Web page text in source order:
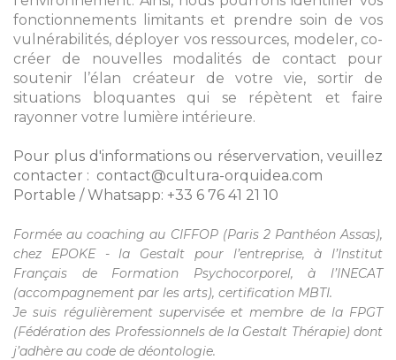
fonctionnements limitants et prendre soin de vos
vulnérabilités, déployer vos ressources, modeler, co-
créer de nouvelles modalités de contact pour
soutenir l’élan créateur de votre vie, sortir de
situations bloquantes qui se répètent et faire
rayonner votre lumière intérieure.
Pour plus d'informations ou réservervation, veuillez
contacter : contact@cultura-orquidea.com
Portable / Whatsapp: +33 6 76 41 21 10
Formée au coaching au CIFFOP (Paris 2 Panthéon Assas),
chez EPOKE - la Gestalt pour l’entreprise, à l’Institut
Français de Formation Psychocorporel, à l’INECAT
(accompagnement par les arts), certification MBTI.
Je suis régulièrement supervisée et membre de la FPGT
(Fédération des Professionnels de la Gestalt Thérapie) dont
j’adhère au code de déontologie.